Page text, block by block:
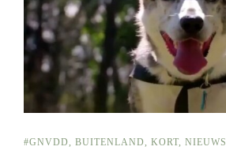
#GNVDD, BUITENLAND, KORT, NIEUWS